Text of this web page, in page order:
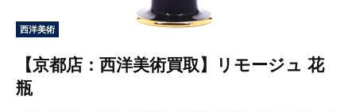
西洋美術
【京都店：西洋美術買取】リモージュ 花
瓶